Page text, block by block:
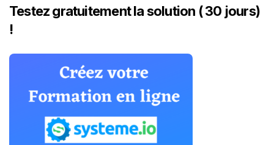
Testez gratuitement la solution ( 30 jours)
!